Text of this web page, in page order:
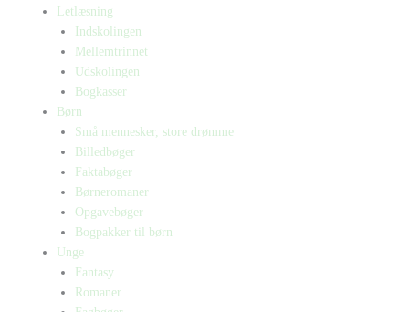
Letlæsning
Indskolingen
Mellemtrinnet
Udskolingen
Bogkasser
Børn
Små mennesker, store drømme
Billedbøger
Faktabøger
Børneromaner
Opgavebøger
Bogpakker til børn
Unge
Fantasy
Romaner